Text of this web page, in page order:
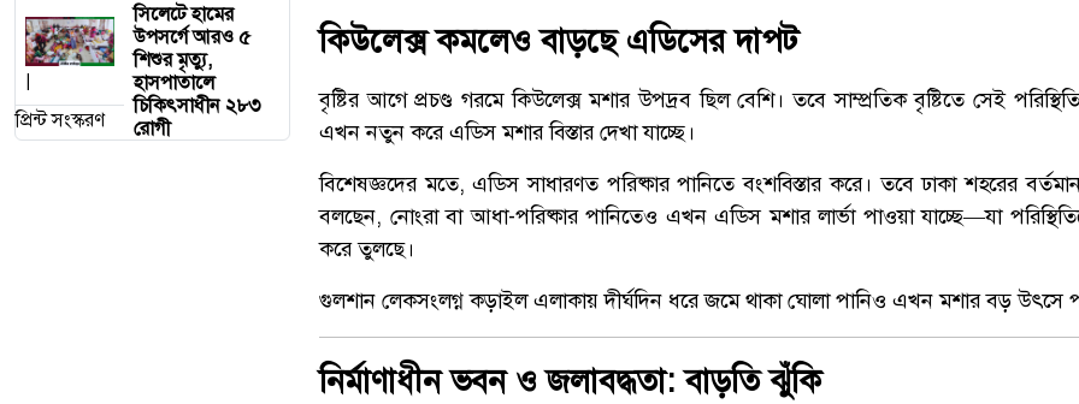
প্রিন্ট সংস্করণ
সিলেটে হামের
উপসর্গে আরও ৫
শিশুর মৃত্যু,
হাসপাতালে
চিকিৎসাধীন ২৮৩
রোগী
কিউলেক্স কমলেও বাড়ছে এডিসের দাপট
বৃষ্টির আগে প্রচণ্ড গরমে কিউলেক্স মশার উপদ্রব ছিল বেশি। তবে সাম্প্রতিক বৃষ্টিতে সেই
এখন নতুন করে এডিস মশার বিস্তার দেখা যাচ্ছে।
বিশেষজ্ঞদের মতে, এডিস সাধারণত পরিষ্কার পানিতে বংশবিস্তার করে। তবে ঢাকা শহরের
বলছেন, নোংরা বা আধা-পরিষ্কার পানিতেও এখন এডিস মশার লার্ভা পাওয়া যাচ্ছে—যা
করে তুলছে।
গুলশান লেকসংলগ্ন কড়াইল এলাকায় দীর্ঘদিন ধরে জমে থাকা ঘোলা পানিও এখন মশার বড় উৎসে
নির্মাণাধীন ভবন ও জলাবদ্ধতা: বাড়তি ঝুঁকি